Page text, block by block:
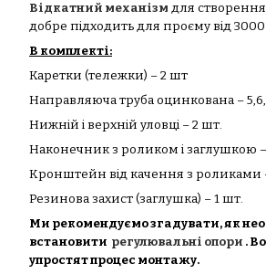
Відкатний механізм для
добре підходить для проєму від
В комплекті:
Каретки (тележки) – 2 шт
Направляюча труба оцинкована –
Нижній і верхній уловці – 2 шт.
Наконечник з роликом і заглушкою
Кронштейн від качення з роликами
Резинова захист (заглушка) – 1 шт.
Ми рекомендуємо згадувати, як
встановити регулювальні опори .
упростят процес монтажу.